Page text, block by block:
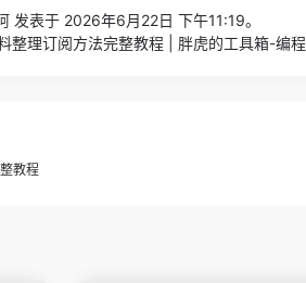
发表于 2026年6月22日 下午11:19。
整理订阅方法完整教程 | 胖虎的工具箱-编
教程